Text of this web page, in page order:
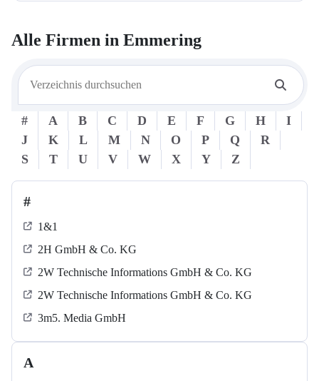
Alle Firmen in Emmering
# A B C D E F G H
I
J
K L M N O P Q
R
S
T U V W X Y Z
#
1&1
2H GmbH & Co. KG
2W Technische Informations GmbH & Co. KG
2W Technische Informations GmbH & Co. KG
3m5. Media GmbH
A